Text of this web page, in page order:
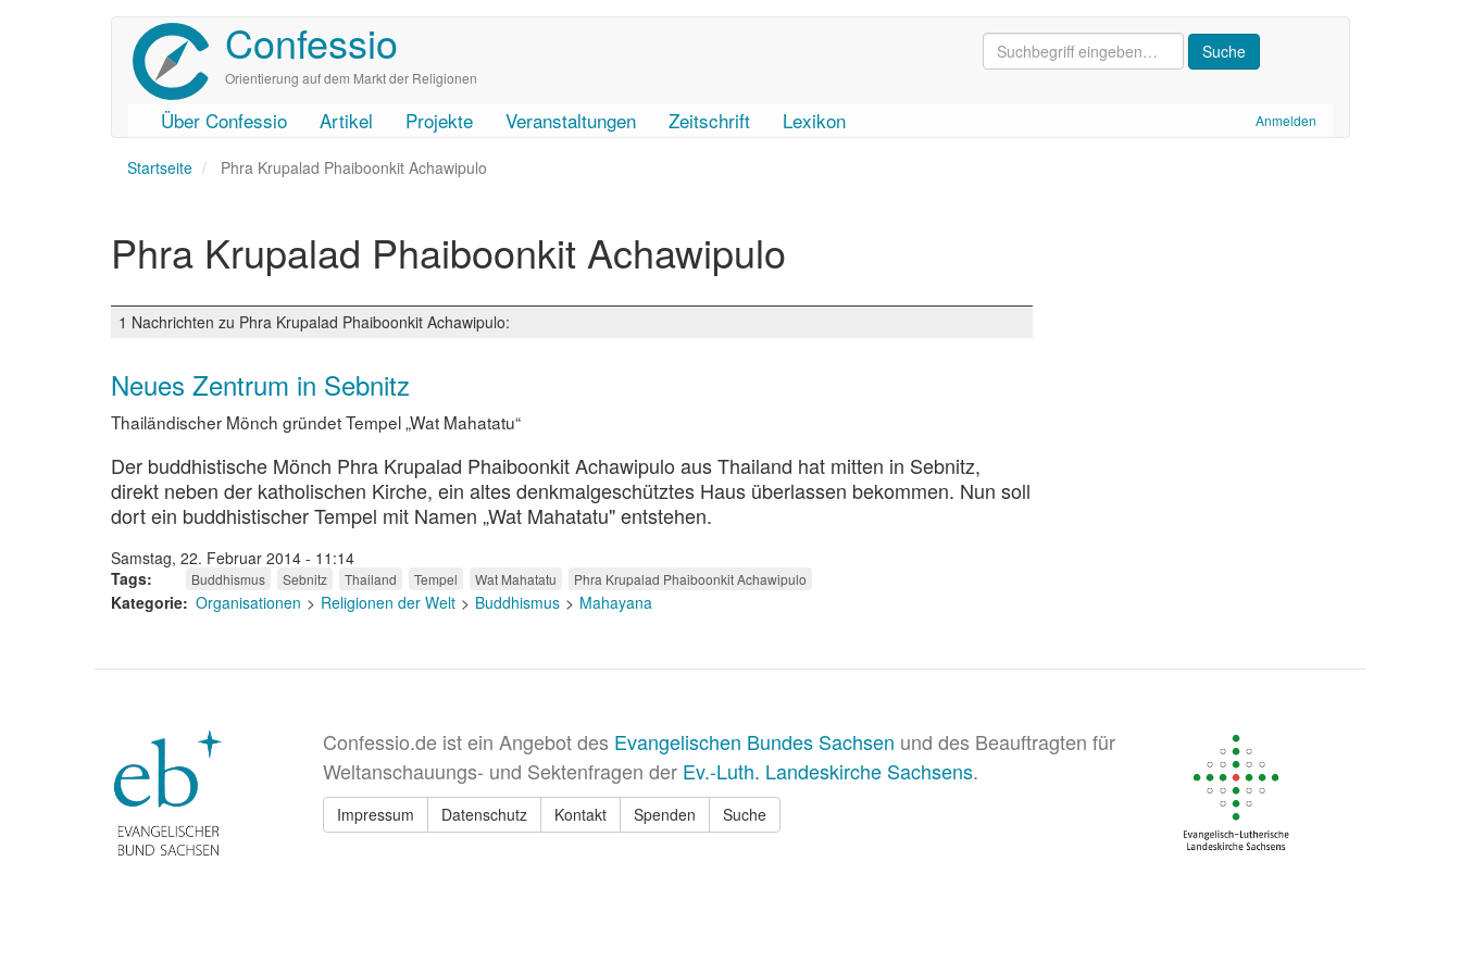
Confessio
Orientierung auf dem Markt der Religionen
User
account
Anmelden
Main
navigation
Über Confessio Artikel Projekte Veranstaltungen Zeitschrift Lexikon
Startseite Phra Krupalad Phaiboonkit Achawipulo
Phra Krupalad Phaiboonkit Achawipulo
1 Nachrichten zu Phra Krupalad Phaiboonkit Achawipulo:
Neues Zentrum in Sebnitz
Thailändischer Mönch gründet Tempel „Wat Mahatatu“
Der buddhistische Mönch Phra Krupalad Phaiboonkit Achawipulo aus Thailand hat mitten in Sebnitz,
direkt neben der katholischen Kirche, ein altes denkmalgeschütztes Haus überlassen bekommen. Nun soll
dort ein buddhistischer Tempel mit Namen „Wat Mahatatu" entstehen.
Samstag, 22. Februar 2014 - 11:14
Tags
Buddhismus Sebnitz Thailand Tempel Wat Mahatatu Phra Krupalad Phaiboonkit Achawipulo
Kategorie Organisationen Religionen der Welt Buddhismus Mahayana
Confessio.de ist ein Angebot des Evangelischen Bundes Sachsen und des Beauftragten für
Weltanschauungs- und Sektenfragen der Ev.-Luth. Landeskirche Sachsens.
Impressum Datenschutz Kontakt Spenden Suche